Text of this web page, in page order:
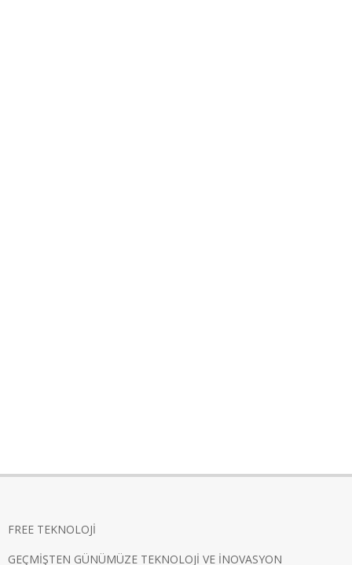
FREE TEKNOLOJİ
GEÇMİŞTEN GÜNÜMÜZE TEKNOLOJİ VE İNOVASYON